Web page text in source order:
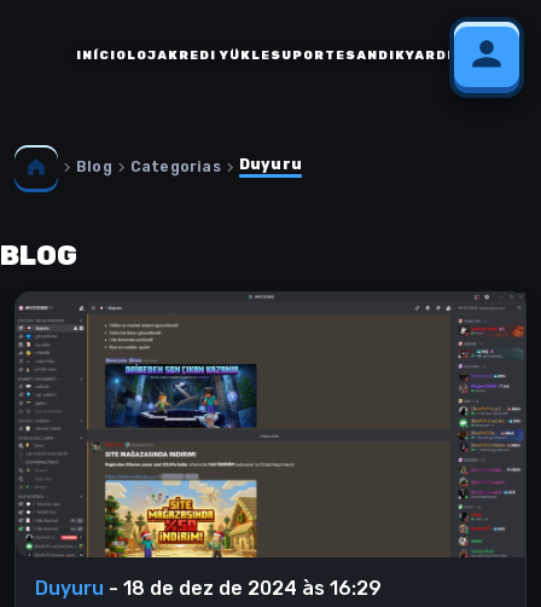
INÍCIOLOJAKREDI YÜKLESUPORTESANDIKYARDIM
Blog Categorias Duyuru
BLOG
Duyuru - 18 de dez de 2024 às 16:29